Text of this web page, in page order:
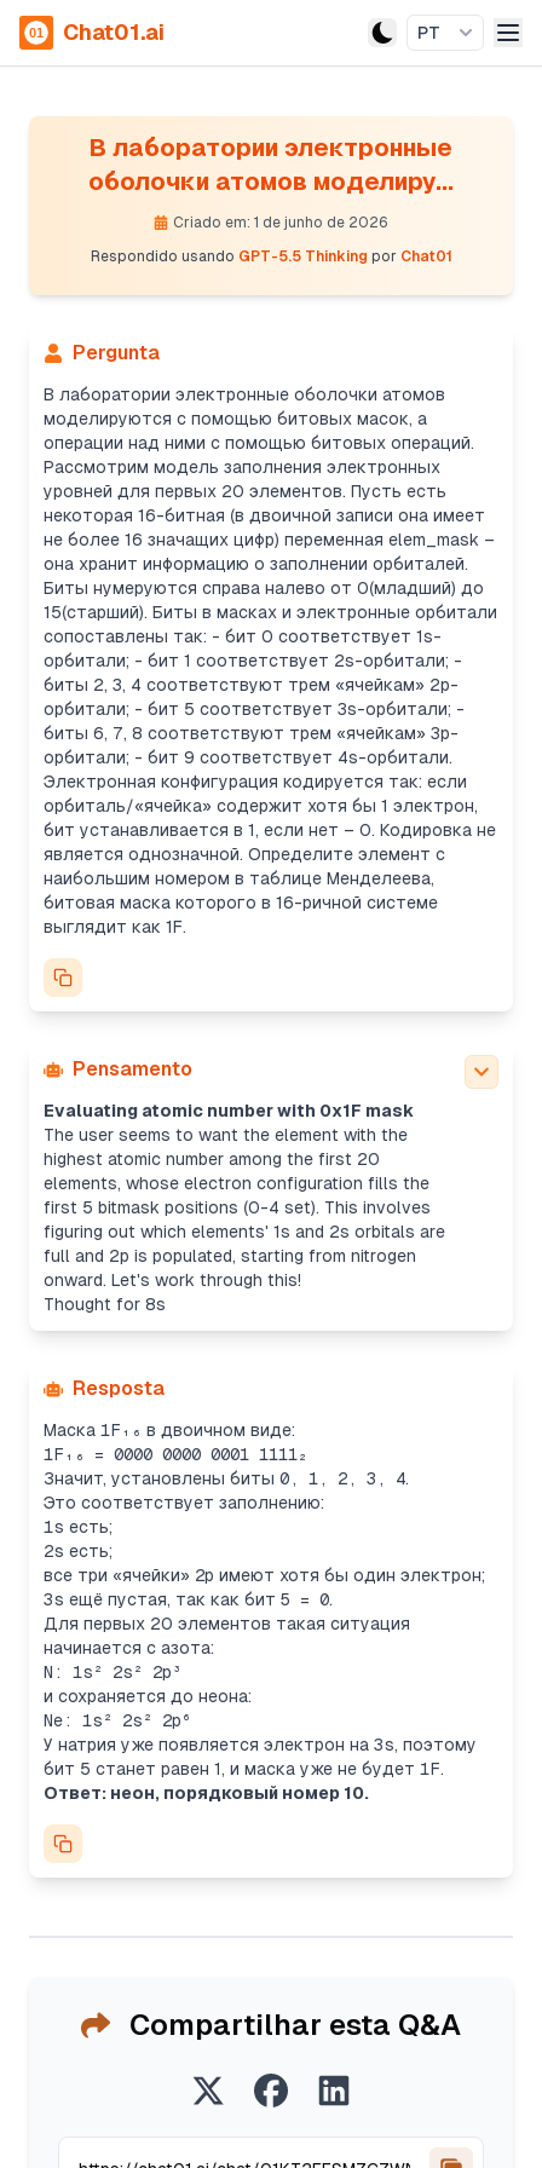
Chat01.ai PT
В лаборатории электронные
оболочки атомов моделиру...
Criado em: 1 de junho de 2026
Respondido usando GPT-5.5 Thinking por Chat01
Pergunta
В лаборатории электронные оболочки атомов
моделируются с помощью битовых масок, а
операции над ними с помощью битовых операций.
Рассмотрим модель заполнения электронных
уровней для первых 20 элементов. Пусть есть
некоторая 16-битная (в двоичной записи она имеет
не более 16 значащих цифр) переменная elem_mask –
она хранит информацию о заполнении орбиталей.
Биты нумеруются справа налево от 0(младший) до
15(старший). Биты в масках и электронные орбитали
сопоставлены так: - бит 0 соответствует 1s-
орбитали; - бит 1 соответствует 2s-орбитали; -
биты 2, 3, 4 соответствуют трем «ячейкам» 2p-
орбитали; - бит 5 соответствует 3s-орбитали; -
биты 6, 7, 8 соответствуют трем «ячейкам» 3p-
орбитали; - бит 9 соответствует 4s-орбитали.
Электронная конфигурация кодируется так: если
орбиталь/«ячейка» содержит хотя бы 1 электрон,
бит устанавливается в 1, если нет – 0. Кодировка не
является однозначной. Определите элемент с
наибольшим номером в таблице Менделеева,
битовая маска которого в 16-ричной системе
выглядит как 1F.
Pensamento
Evaluating atomic number with 0x1F mask
The user seems to want the element with the
highest atomic number among the first 20
elements, whose electron configuration fills the
first 5 bitmask positions (0-4 set). This involves
figuring out which elements' 1s and 2s orbitals are
full and 2p is populated, starting from nitrogen
onward. Let's work through this!
Thought for 8s
Resposta
Маска 1F₁₆ в двоичном виде:
1F₁₆ = 0000 0000 0001 1111₂
Значит, установлены биты 0, 1, 2, 3, 4.
Это соответствует заполнению:
1s есть;
2s есть;
все три «ячейки» 2p имеют хотя бы один электрон;
3s ещё пустая, так как бит 5 = 0.
Для первых 20 элементов такая ситуация
начинается с азота:
N: 1s² 2s² 2p³
и сохраняется до неона:
Ne: 1s² 2s² 2p⁶
У натрия уже появляется электрон на 3s, поэтому
бит 5 станет равен 1, и маска уже не будет 1F.
Ответ: неон, порядковый номер 10.
Compartilhar esta Q&A